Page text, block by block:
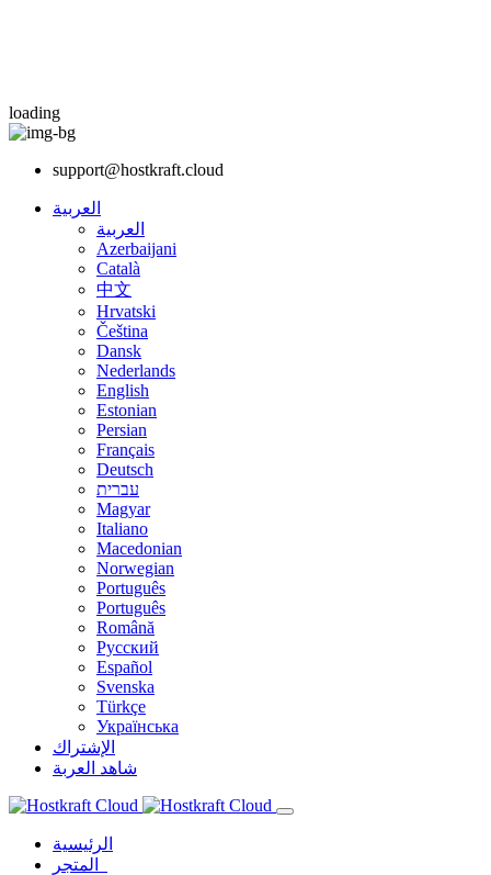
loading
support@hostkraft.cloud
العربية
العربية
Azerbaijani
Català
中文
Hrvatski
Čeština
Dansk
Nederlands
English
Estonian
Persian
Français
Deutsch
עברית
Magyar
Italiano
Macedonian
Norwegian
Português
Português
Română
Русский
Español
Svenska
Türkçe
Українська
الإشتراك
شاهد العربة
الرئيسية